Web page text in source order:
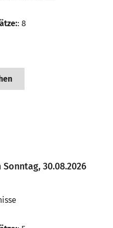
: 8
30.08.2026